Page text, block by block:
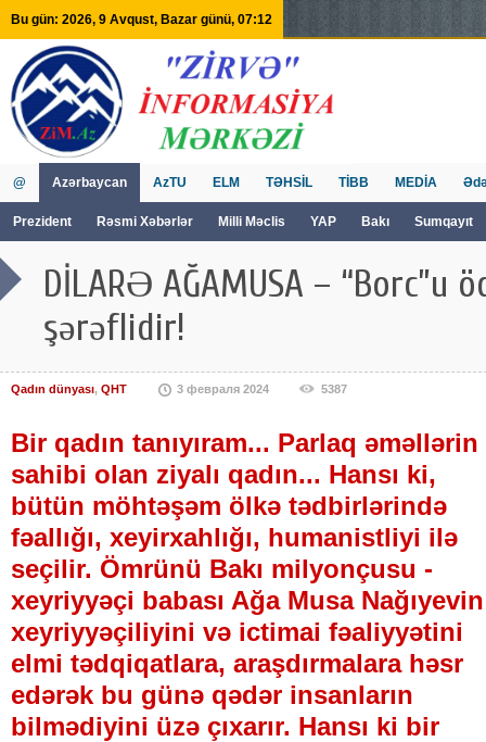
Bu gün: 2026, 9 Avqust, Bazar günü, 07:12
@ Azərbaycan
Prezident Rəsmi Xəbərlər Milli Məclis YAP Bakı Sumqayıt
AzTU ELM TƏHSİL TİBB MEDİA
DİLARƏ AĞAMUSA – “Borc”u
şərəflidir!
Qadın dünyası, QHT 3 февраля 2024 5387
Bir qadın tanıyıram... Parlaq əməllərin
sahibi olan ziyalı qadın... Hansı ki,
bütün möhtəşəm ölkə tədbirlərində
fəallığı, xeyirxahlığı, humanistliyi ilə
seçilir. Ömrünü Bakı milyonçusu -
xeyriyyəçi babası Ağa Musa Nağıyevin
xeyriyyəçiliyini və ictimai fəaliyyətini
elmi tədqiqatlara, araşdırmalara həsr
edərək bu günə qədər insanların
bilmədiyini üzə çıxarır. Hansı ki bir